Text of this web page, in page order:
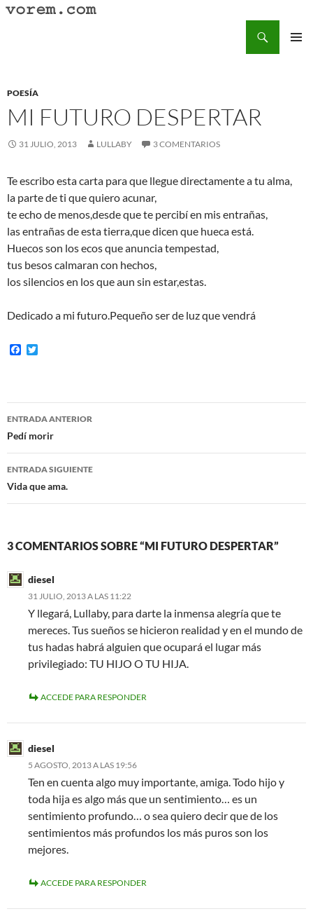
Saltar
POESÍA
MI FUTURO DESPERTAR
31 JULIO, 2013 LULLABY 3 COMENTARIOS
Te escribo esta carta para que llegue directamente a tu alma,
la parte de ti que quiero acunar,
te echo de menos,desde que te percibí en mis entrañas,
las entrañas de esta tierra,que dicen que hueca está.
Huecos son los ecos que anuncia tempestad,
tus besos calmaran con hechos,
los silencios en los que aun sin estar,estas.
Dedicado a mi futuro.Pequeño ser de luz que vendrá
F
o
o
e
r
Navegación
de
entradas
ENTRADA ANTERIOR
Pedí morir
ENTRADA SIGUIENTE
Vida que ama.
3 COMENTARIOS SOBRE “MI FUTURO DESPERTAR”
diesel
31 JULIO, 2013 A LAS 11:22
Y llegará, Lullaby, para darte la inmensa alegría que te
mereces. Tus sueños se hicieron realidad y en el mundo de
tus hadas habrá alguien que ocupará el lugar más
privilegiado: TU HIJO O TU HIJA.
ACCEDE PARA RESPONDER
diesel
5 AGOSTO, 2013 A LAS 19:56
Ten en cuenta algo muy importante, amiga. Todo hijo y
toda hija es algo más que un sentimiento… es un
sentimiento profundo… o sea quiero decir que de los
sentimientos más profundos los más puros son los
mejores.
ACCEDE PARA RESPONDER